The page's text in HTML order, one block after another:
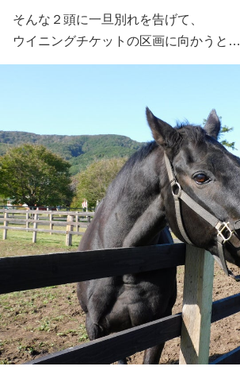
そんな２頭に一旦別れを告げて、
ウイニングチケットの区画に向かうと…